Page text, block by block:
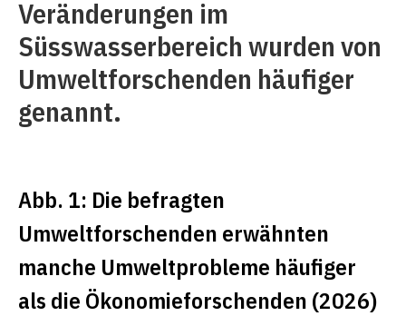
Veränderungen im
Süsswasserbereich wurden von
Umweltforschenden häufiger
genannt.
Abb. 1: Die befragten
Umweltforschenden erwähnten
manche Umweltprobleme häufiger
als die Ökonomieforschenden (2026)